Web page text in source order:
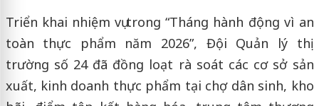
Triển khai nhiệm vụ trong “Tháng hành động vì an
toàn thực phẩm năm 2026”, Đội Quản lý thị
trường số 24 đã đồng loạt rà soát các cơ sở sản
xuất, kinh doanh thực phẩm tại chợ dân sinh, kho